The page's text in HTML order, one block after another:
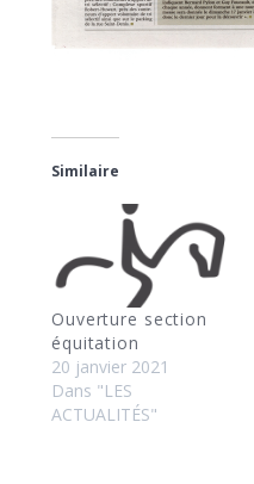
Similaire
Ouverture section
équitation
20 janvier 2021
Dans "LES
ACTUALITÉS"